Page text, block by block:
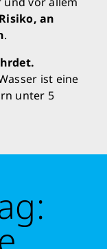
Risiko, an
.
ist eine
unter 5